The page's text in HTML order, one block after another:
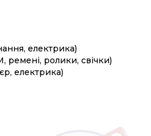
електрика)
ремені, ролики, свічки)
електрика)